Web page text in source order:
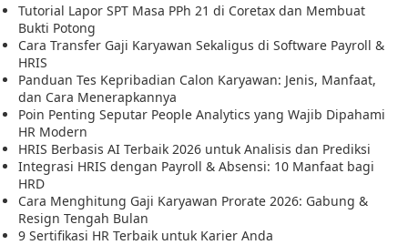
Tutorial Lapor SPT Masa PPh 21 di Coretax dan Membuat
Bukti Potong
Cara Transfer Gaji Karyawan Sekaligus di Software Payroll &
HRIS
Panduan Tes Kepribadian Calon Karyawan: Jenis, Manfaat,
dan Cara Menerapkannya
Poin Penting Seputar People Analytics yang Wajib Dipahami
HR Modern
HRIS Berbasis AI Terbaik 2026 untuk Analisis dan Prediksi
Integrasi HRIS dengan Payroll & Absensi: 10 Manfaat bagi
HRD
Cara Menghitung Gaji Karyawan Prorate 2026: Gabung &
Resign Tengah Bulan
9 Sertifikasi HR Terbaik untuk Karier Anda